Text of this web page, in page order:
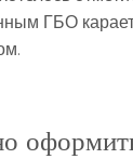
ГБО